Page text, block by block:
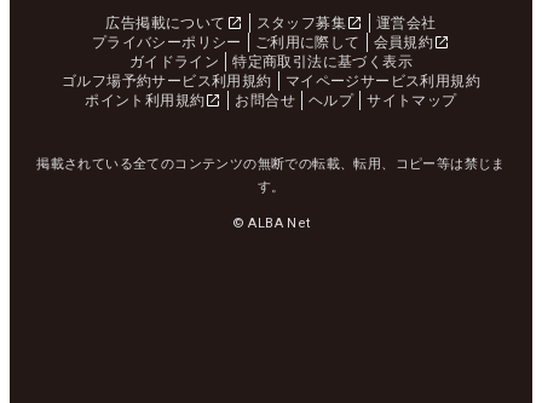
広告掲載について スタッフ募集
運営会社
プライバシーポリシー
ご利用に際して
会員規約
ガイドライン
特定商取引法に基づく表示
ゴルフ場予約サービス利用規約
マイページサービス利用規約
ポイント利用規約
お問合せ ヘルプ サイトマップ
掲載されている全てのコンテンツの無断での転載、転用、コピー等は禁じま
す。
© ALBA Net